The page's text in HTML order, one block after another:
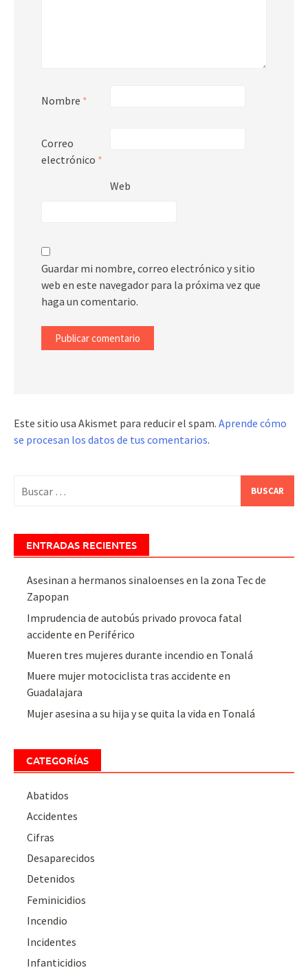
Nombre *
Correo
electrónico *
Web
Guardar mi nombre, correo electrónico y sitio
web en este navegador para la próxima vez que
haga un comentario.
Este sitio usa Akismet para reducir el spam. Aprende cómo
se procesan los datos de tus comentarios.
ENTRADAS RECIENTES
Asesinan a hermanos sinaloenses en la zona Tec de
Zapopan
Imprudencia de autobús privado provoca fatal
accidente en Periférico
Mueren tres mujeres durante incendio en Tonalá
Muere mujer motociclista tras accidente en
Guadalajara
Mujer asesina a su hija y se quita la vida en Tonalá
CATEGORÍAS
Abatidos
Accidentes
Cifras
Desaparecidos
Detenidos
Feminicidios
Incendio
Incidentes
Infanticidios